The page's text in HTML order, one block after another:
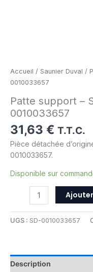
Accueil / Saunier Duval /
0010033657
Patte support –
0010033657
31,63 € T.T.C.
Pièce détachée
0010033657.
Disponible sur
UGS : SD-0010033657
Description